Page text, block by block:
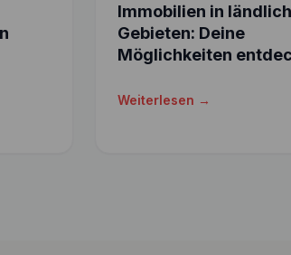
Immobilien in
Gebieten: Deine
Möglichkeiten
Weiterlesen →